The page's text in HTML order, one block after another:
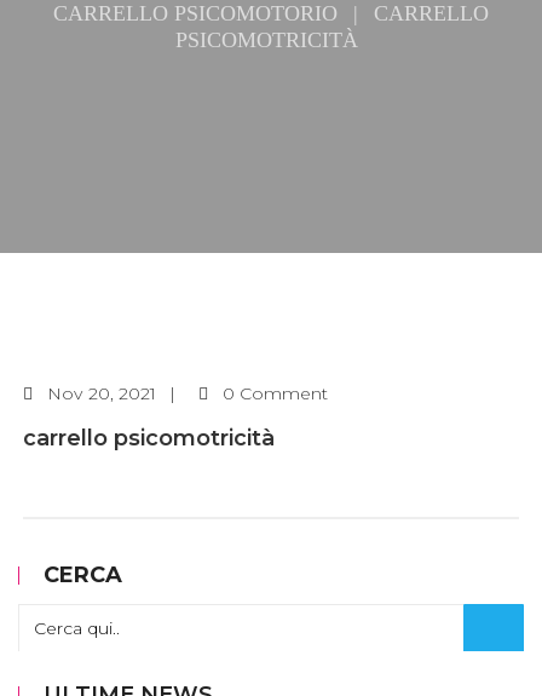
CARRELLO PSICOMOTORIO
|
CARRELLO
PSICOMOTRICITÀ
Nov 20, 2021 0 Comment
carrello psicomotricità
CERCA